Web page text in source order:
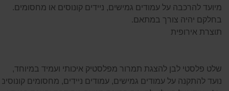
מיועד להרכבה על עמודים גמישים, ניידים קונוסים או מחסומים.
בחלקם יהיה צורך במתאם.
תוצרת אירופית
שלט פלסטי לבן להצגת תמרור מפלסטיק איכותי ועמיד במיוחד,
נועד להתקנה על עמודים גמישים, עמודים ניידים, מחסומים קונוסים